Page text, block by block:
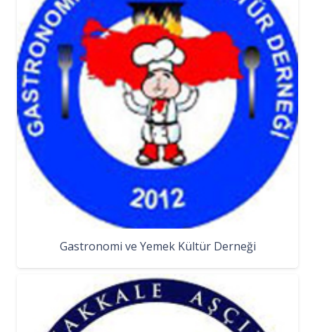
Gastronomi ve Yemek Kültür Derneği